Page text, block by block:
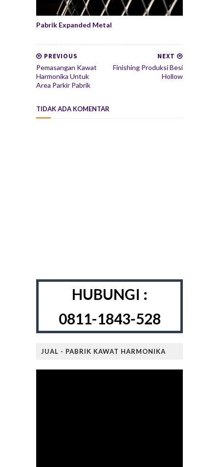
Pabrik Expanded Metal
NEXT
Finishing Produksi Besi
Hollow
PREVIOUS
Pemasangan Kawat
Harmonika Untuk
Area Parkir Pabrik
TIDAK ADA KOMENTAR
HUBUNGI :
0811-1843-528
JUAL - PABRIK KAWAT HARMONIKA